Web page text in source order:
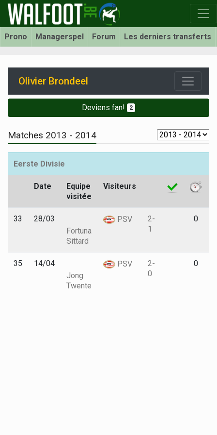
Prono Managerspel Forum Les derniers transferts
Olivier Brondeel
Deviens fan! 2
Matches 2013 - 2014
Eerste Divisie
Date
Equipe
visitée
Visiteurs
33
28/03
Fortuna
Sittard
PSV
2-
1
0
35
14/04
Jong
Twente
PSV
2-
0
0